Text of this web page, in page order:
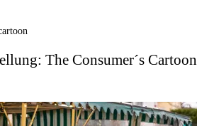
The Consumer´s Cartoon